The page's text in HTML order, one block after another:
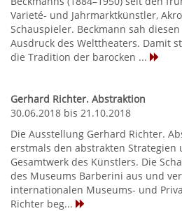
Varieté- und Jahrmarktkünstler,
Schauspieler. Beckmann sah
Ausdruck des Welttheaters. Damit
die Tradition der barocken ...
Gerhard Richter. Abstraktion
30.06.2018 bis 21.10.2018
Die Ausstellung Gerhard Richter.
erstmals den abstrakten Strategien
Gesamtwerk des Künstlers. Die
des Museums Barberini aus und
internationalen Museums- und
Richter beg...